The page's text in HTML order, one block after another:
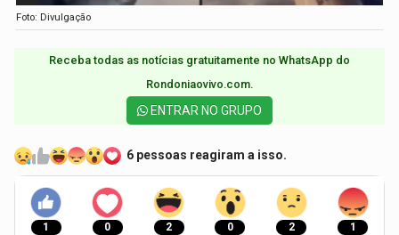
Foto: Divulgação
Receba todas as notícias gratuitamente no WhatsApp do
Rondoniaovivo.com.​
ENTRAR NO GRUPO
6 pessoas reagiram a isso.
1 0 2 0 2 1